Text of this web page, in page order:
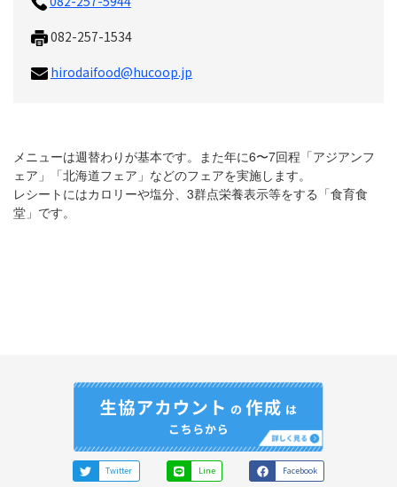
082-257-1534
hirodaifood@hucoop.jp
メニューは週替わりが基本です。また年に6〜7回程「アジアンフ
ェア」「北海道フェア」などのフェアを実施します。
レシートにはカロリーや塩分、3群点栄養表示等をする「食育食
堂」です。
Twitter Line Facebook